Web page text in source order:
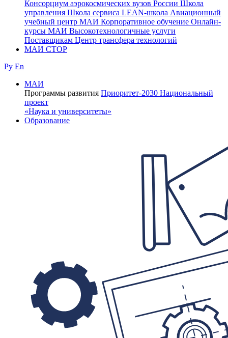
Консорциум аэрокосмических вузов России Школа
управления Школа сервиса LEAN-школа Авиационный
учебный центр МАИ Корпоративное обучение Онлайн-
курсы МАИ Высокотехнологичные услуги
Поставщикам Центр трансфера технологий
МАИ СТОР
Ру En
МАИ
Программы развития Приоритет-2030 Национальный
проект
«Наука и университеты»
Образование